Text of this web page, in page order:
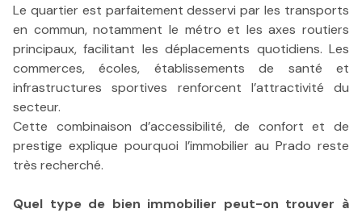
Le quartier est parfaitement desservi par les transports
en commun, notamment le métro et les axes routiers
principaux, facilitant les déplacements quotidiens. Les
commerces, écoles, établissements de santé et
infrastructures sportives renforcent l’attractivité du
secteur.
Cette combinaison d’accessibilité, de confort et de
prestige explique pourquoi l’immobilier au Prado reste
très recherché.
Quel type de bien immobilier peut-on trouver à